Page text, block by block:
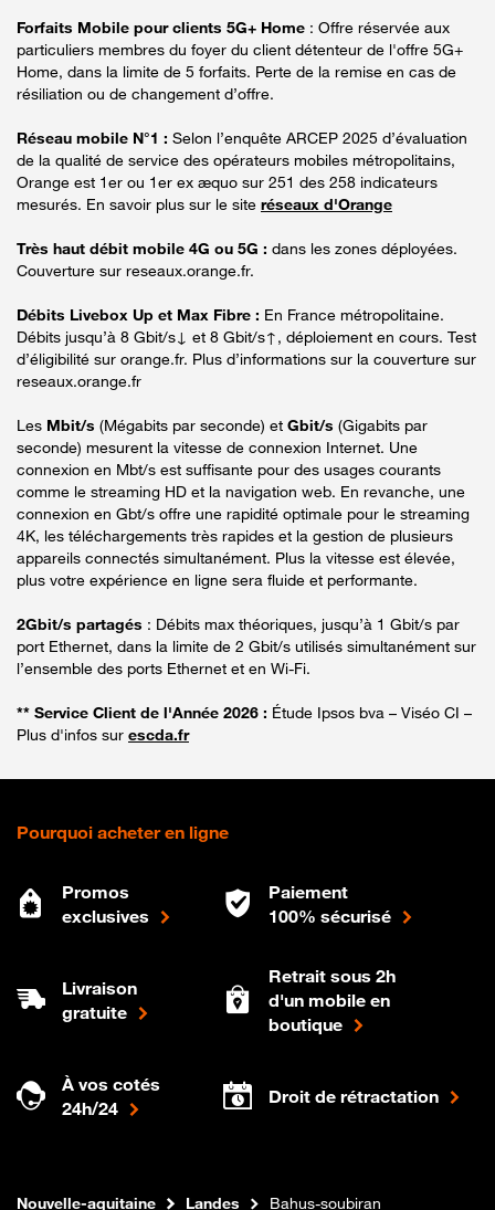
Forfaits Mobile pour clients 5G+ Home : Offre réservée aux
particuliers membres du foyer du client détenteur de l'offre 5G+
Home, dans la limite de 5 forfaits. Perte de la remise en cas de
résiliation ou de changement d’offre.
Réseau mobile N°1 : Selon l’enquête ARCEP 2025 d’évaluation
de la qualité de service des opérateurs mobiles métropolitains,
Orange est 1er ou 1er ex æquo sur 251 des 258 indicateurs
mesurés. En savoir plus sur le site réseaux d'Orange
Très haut débit mobile 4G ou 5G : dans les zones déployées.
Couverture sur reseaux.orange.fr.
Débits Livebox Up et Max Fibre : En France métropolitaine.
Débits jusqu’à 8 Gbit/s↓ et 8 Gbit/s↑, déploiement en cours. Test
d’éligibilité sur orange.fr. Plus d’informations sur la couverture sur
reseaux.orange.fr
Les Mbit/s (Mégabits par seconde) et Gbit/s (Gigabits par
seconde) mesurent la vitesse de connexion Internet. Une
connexion en Mbt/s est suffisante pour des usages courants
comme le streaming HD et la navigation web. En revanche, une
connexion en Gbt/s offre une rapidité optimale pour le streaming
4K, les téléchargements très rapides et la gestion de plusieurs
appareils connectés simultanément. Plus la vitesse est élevée,
plus votre expérience en ligne sera fluide et performante.
2Gbit/s partagés : Débits max théoriques, jusqu’à 1 Gbit/s par
port Ethernet, dans la limite de 2 Gbit/s utilisés simultanément sur
l’ensemble des ports Ethernet et en Wi-Fi.
** Service Client de l'Année 2026 : Étude Ipsos bva – Viséo CI –
Plus d'infos sur escda.fr
Pourquoi acheter en ligne
Promos
exclusives
Paiement
100% sécurisé
Livraison
gratuite
Retrait sous 2h
d'un mobile en
boutique
À vos cotés
24h/24
Droit de rétractation
Boutique Orange
Internet fibre
Nouvelle-aquitaine Landes Bahus-soubiran